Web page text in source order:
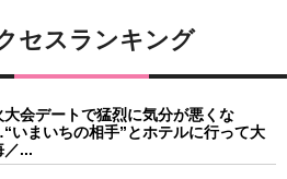
セスランキング
大会デートで猛烈に気分が悪くな
いまいちの相手”とホテルに行って大
／...